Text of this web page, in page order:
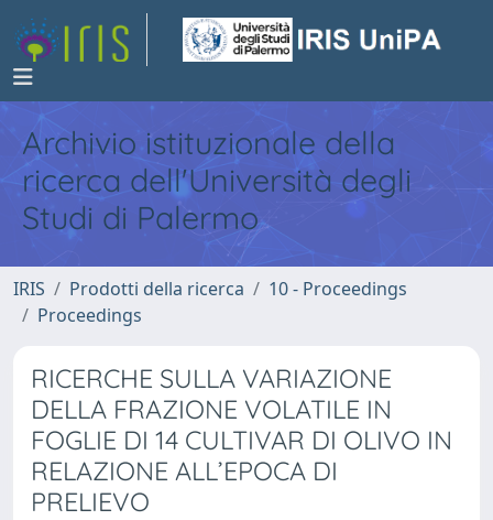
Archivio istituzionale della
ricerca dell'Università degli
Studi di Palermo
IRIS Prodotti della ricerca
10 - Proceedings
Proceedings
RICERCHE SULLA VARIAZIONE
DELLA FRAZIONE VOLATILE IN
FOGLIE DI 14 CULTIVAR DI OLIVO IN
RELAZIONE ALL’EPOCA DI
PRELIEVO